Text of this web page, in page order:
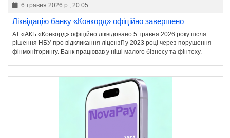
6 травня 2026 р., 20:05
Ліквідацію банку «Конкорд» офіційно завершено
АТ «АКБ «Конкорд» офіційно ліквідовано 5 травня 2026 року після
рішення НБУ про відкликання ліцензії у 2023 році через порушення
фінмоніторингу. Банк працював у ніші малого бізнесу та фінтеху.